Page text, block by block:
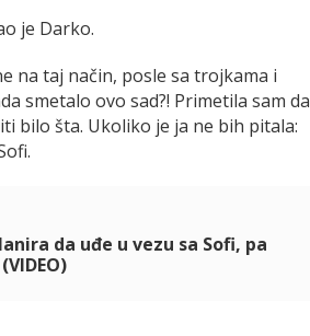
je Darko.
na taj način, posle sa trojkama i
smetalo ovo sad?! Primetila sam da
bilo šta. Ukoliko je ja ne bih pitala:
da uđe u vezu sa Sofi, pa